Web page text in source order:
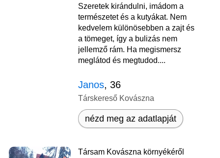
Szeretek kirándulni, imádom a
természetet és a kutyákat. Nem
kedvelem különösebben a zajt és
a tömeget, így a bulizás nem
jellemző rám. Ha megismersz
meglátod és megtudod....
Janos, 36
Társkereső Kovászna
nézd meg az adatlapját
Társam Kovászna környékéről